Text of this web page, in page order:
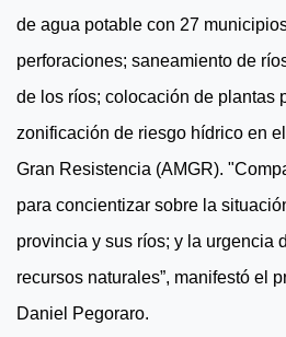
de agua potable con 27
perforaciones; saneamiento de
de los ríos; colocación de plantas
zonificación de riesgo hídrico en
Gran Resistencia (AMGR).
para concientizar sobre la
provincia y sus ríos; y la urgencia
recursos naturales”, manifestó el
Daniel Pegoraro.